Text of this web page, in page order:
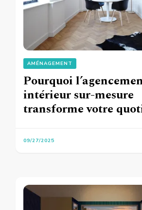
AMÉNAGEMENT
Pourquoi
intérieur sur-mesure
transforme votre
09/27/2025